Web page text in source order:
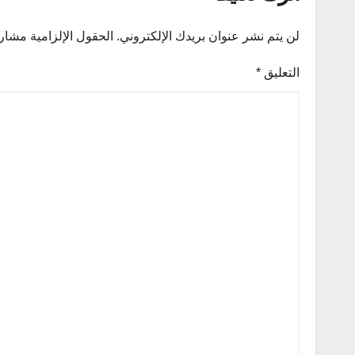
لن يتم نشر عنوان بريدك الإلكتروني. الحقول الإلزامية مشار
التعليق *